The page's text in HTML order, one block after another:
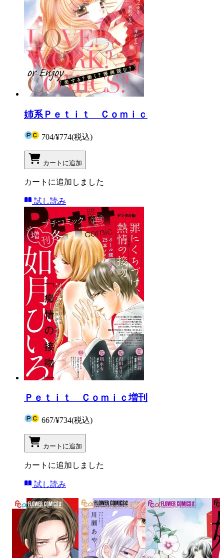
姉系Ｐｅｔｉｔ Ｃｏｍｉｃ
704/¥774(税込)
カートに追加
カートに追加しました
試し読み
Ｐｅｔｉｔ Ｃｏｍｉｃ増刊
667/¥734(税込)
カートに追加
カートに追加しました
試し読み